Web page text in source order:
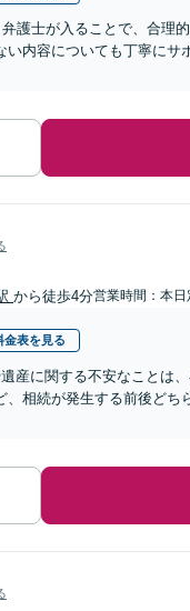
護士が入ることで、合理
内容についても丁寧に
から徒歩4分営業時間：本日
金表を見る
産に関する不安なことは
相続が発生する前後どち